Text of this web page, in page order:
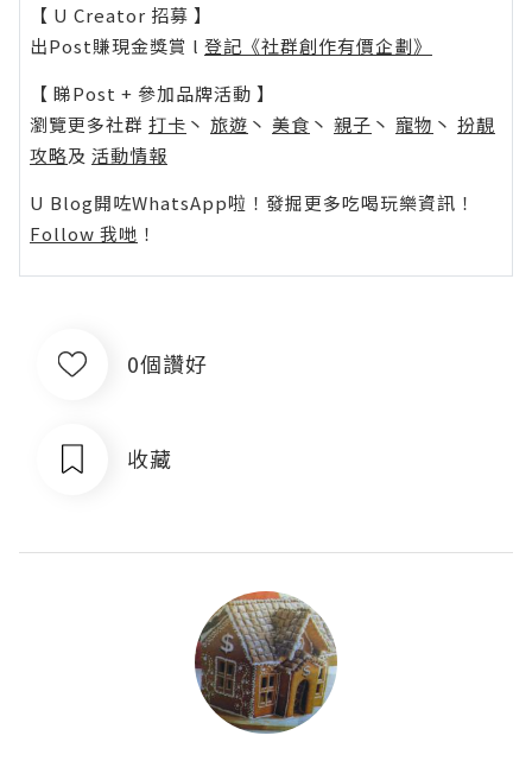
【 U Creator 招募 】
出Post賺現金獎賞 l 登記《社群創作有價企劃》
【 睇Post + 參加品牌活動 】
瀏覽更多社群 打卡 丶 旅遊 丶 美食 丶 親子 丶 寵物 丶 扮靚
攻略及 活動情報
U Blog開咗WhatsApp啦！發掘更多吃喝玩樂資訊！
Follow 我哋 ！
0個讚好
收藏